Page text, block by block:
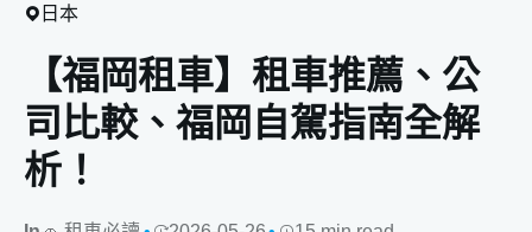
日本
【福岡租車】租車推薦、公
司比較、福岡自駕指南全解
析！